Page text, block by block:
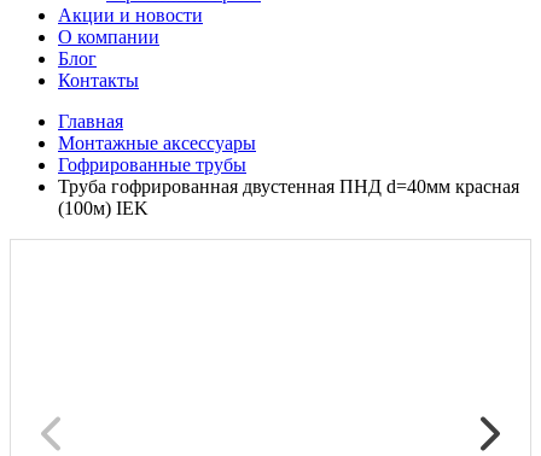
Акции и новости
О компании
Блог
Контакты
Главная
Монтажные аксессуары
Гофрированные трубы
Труба гофрированная двустенная ПНД d=40мм красная
(100м) IEK